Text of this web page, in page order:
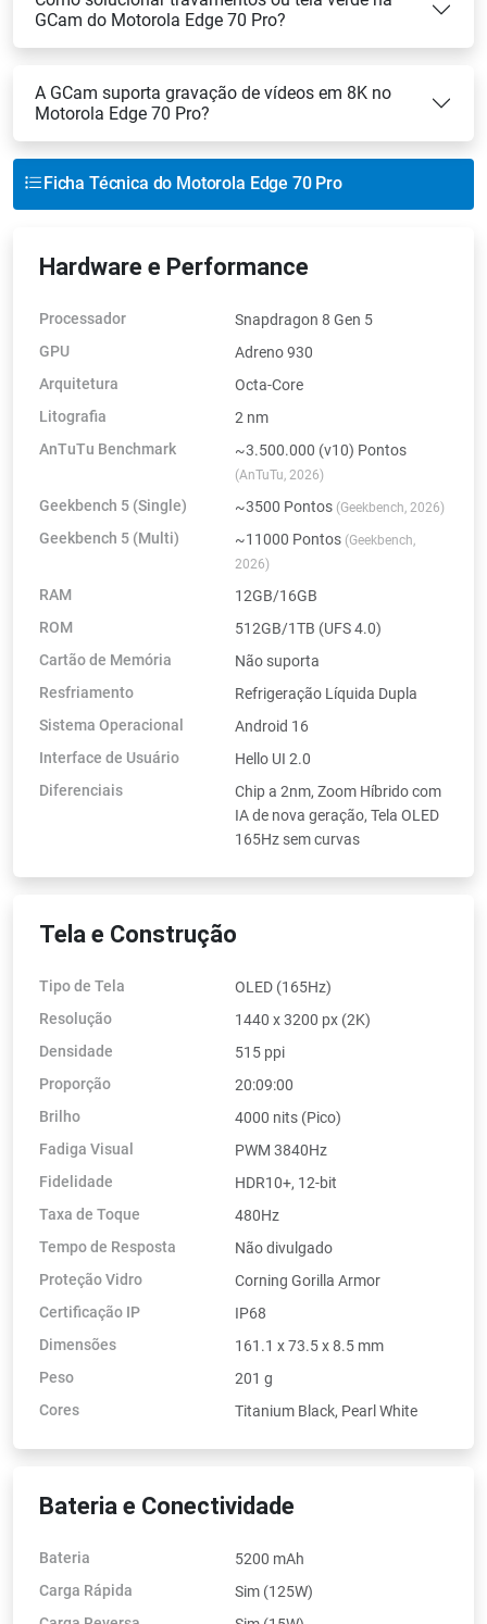
GCam do Motorola Edge 70 Pro?
A GCam suporta gravação de vídeos em 8K no
Motorola Edge 70 Pro?
Ficha Técnica do Motorola Edge 70 Pro
Hardware e Performance
Processador
Snapdragon 8 Gen 5
GPU
Adreno 930
Arquitetura
Octa-Core
Litografia
2 nm
AnTuTu Benchmark
~3.500.000 (v10) Pontos
(AnTuTu, 2026)
Geekbench 5 (Single) ~3500 Pontos (Geekbench, 2026)
Geekbench 5 (Multi) ~11000 Pontos (Geekbench,
2026)
RAM
12GB/16GB
ROM
512GB/1TB (UFS 4.0)
Cartão de Memória
Não suporta
Resfriamento
Refrigeração Líquida Dupla
Sistema Operacional
Android 16
Interface de Usuário
Hello UI 2.0
Diferenciais
Chip a 2nm, Zoom Híbrido com
IA de nova geração, Tela OLED
165Hz sem curvas
Tela e Construção
Tipo de Tela
OLED (165Hz)
Resolução
1440 x 3200 px (2K)
Densidade
515 ppi
Proporção
20:09:00
Brilho
4000 nits (Pico)
Fadiga Visual
PWM 3840Hz
Fidelidade
HDR10+, 12-bit
Taxa de Toque
480Hz
Tempo de Resposta
Não divulgado
Proteção Vidro
Corning Gorilla Armor
Certificação IP
IP68
Dimensões
161.1 x 73.5 x 8.5 mm
Peso
201 g
Cores
Titanium Black, Pearl White
Bateria e Conectividade
Bateria
5200 mAh
Carga Rápida
Sim (125W)